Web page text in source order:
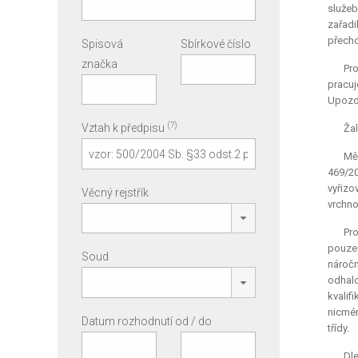
469/
třídy.
Spisová
značka
Sbírkové číslo
Vztah k předpisu (?)
Věcný rejstřík
Soud
Datum rozhodnutí od / do